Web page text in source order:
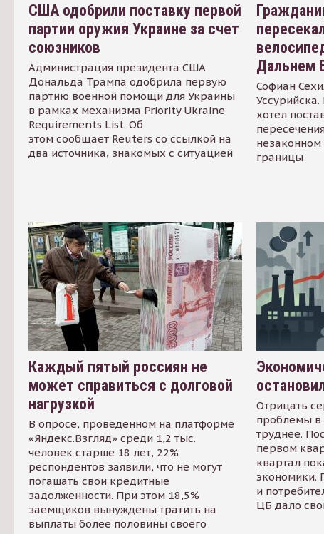
США одобрили поставку первой
партии оружия Украине за счет
союзников
Администрация президента США
Дональда Трампа одобрила первую
партию военной помощи для Украины
в рамках механизма Priority Ukraine
Requirements List. Об
этом сообщает Reuters со ссылкой на
два источника, знакомых с ситуацией
Дальнем
Софиан
хотел
незаконном
границы
Каждый пятый россиян не
может справиться с долговой
нагрузкой
В опросе, проведенном на платформе
«Яндекс.Взгляд» среди 1,2 тыс.
человек старше 18 лет, 22%
респондентов заявили, что не могут
погашать свои кредитные
задолженности. При этом 18,5%
заемщиков вынуждены тратить на
выплаты более половины своего
Отрицать
проблемы в
труднее.
первом
квартал
экономики.
и
ЦБ дало